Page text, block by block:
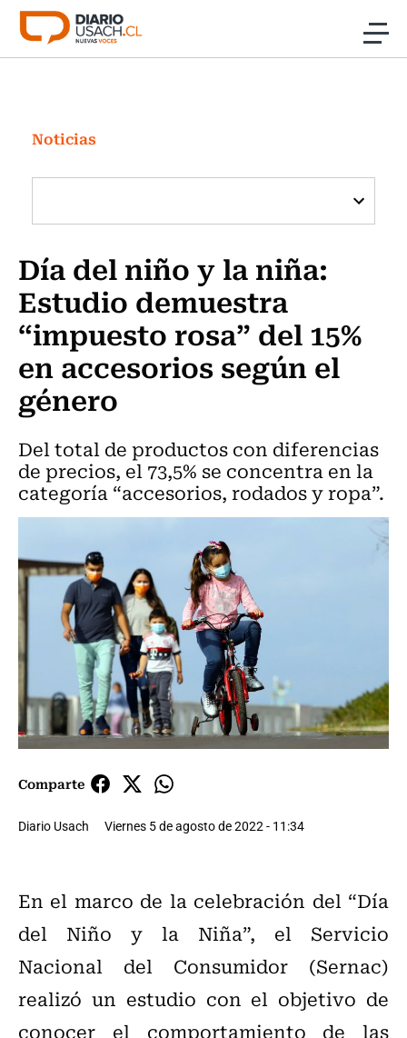
Click acá para ir directamente al contenido
Investigación
Cultura
Programas Radio y TV Usach
Noticias
Día del niño y la niña:
Estudio demuestra
“impuesto rosa” del 15%
en accesorios según el
género
Del total de productos con diferencias
de precios, el 73,5% se concentra en la
categoría “accesorios, rodados y ropa”.
Comparte
Diario Usach Viernes 5 de agosto de 2022 - 11:34
En el marco de la celebración del “Día
del Niño y la Niña”, el Servicio
Nacional del Consumidor (Sernac)
realizó un estudio con el objetivo de
conocer el comportamiento de las